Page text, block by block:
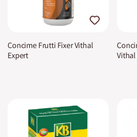
Concime Frutti Fixer Vithal
Expert
Vithal